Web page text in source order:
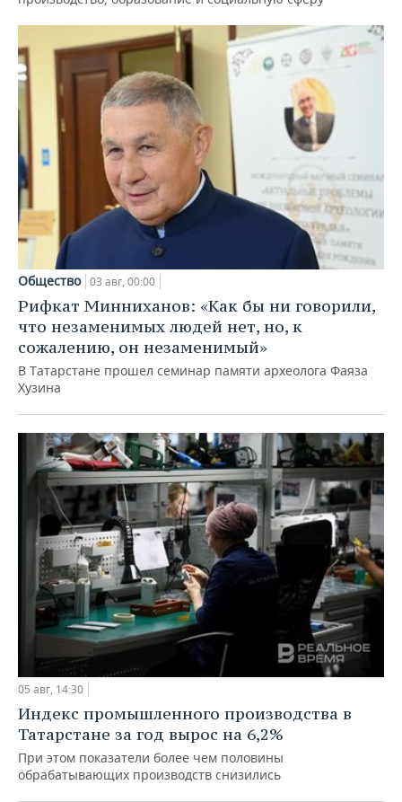
Общество 03 авг, 00:00
Рифкат Минниханов: «Как бы ни говорили,
что незаменимых людей нет, но, к
сожалению, он незаменимый»
В Татарстане прошел семинар памяти археолога Фаяза
Хузина
05 авг, 14:30
Индекс промышленного производства в
Татарстане за год вырос на 6,2%
При этом показатели более чем половины
обрабатывающих производств снизились